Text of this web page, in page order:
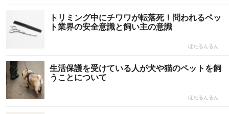
トリミング中にチワワが転落死！問われるペッ
ト業界の安全意識と飼い主の意識
ほたるんるん
生活保護を受けている人が犬や猫のペットを飼
うことについて
ほたるんるん